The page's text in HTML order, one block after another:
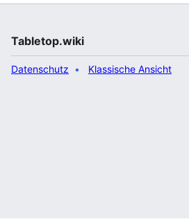
Tabletop.wiki
Datenschutz Klassische Ansicht